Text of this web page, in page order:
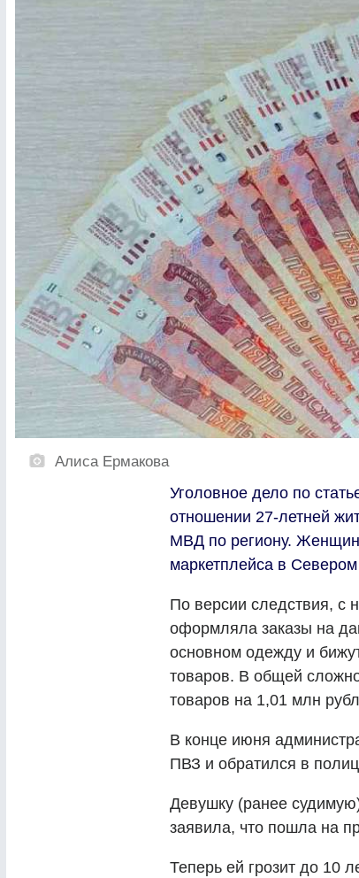
Алиса Ермакова
Уголовное дело по
отношении 27-летней
МВД по региону.
маркетплейса в
По версии следствия, с
оформляла заказы на
основном одежду и
товаров. В общей
товаров на 1,01 млн
В конце июня
ПВЗ и обратился в
Девушку (ранее
заявила, что пошла на
Теперь ей грозит до 10